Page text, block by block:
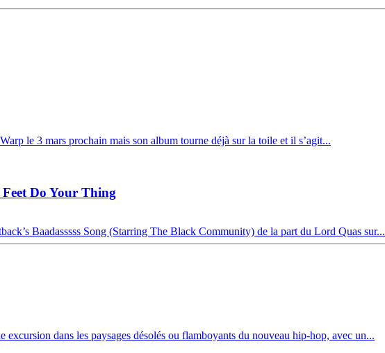
le 3 mars prochain mais son album tourne déjà sur la toile et il s’agit...
Do Your Thing
Baadasssss Song (Starring The Black Community) de la part du Lord Quas sur...
dans les paysages désolés ou flamboyants du nouveau hip-hop, avec un...